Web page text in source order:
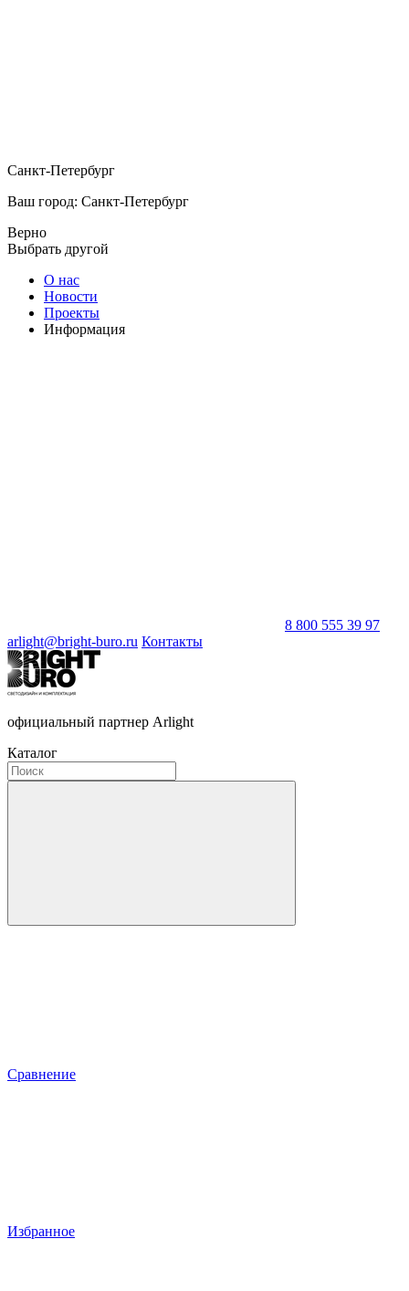
Санкт-Петербург
Ваш город: Санкт-Петербург
Верно
Выбрать другой
О нас
Новости
Проекты
Информация
8 800 555 39 97
arlight@bright-buro.ru Контакты
официальный партнер Arlight
Каталог
Сравнение
Избранное